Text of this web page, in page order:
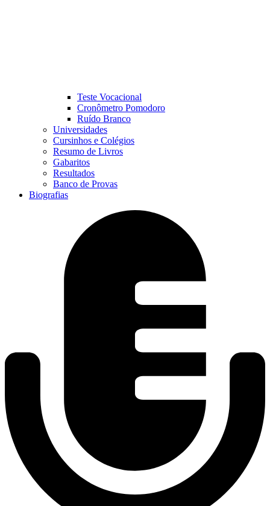
Teste Vocacional
Cronômetro Pomodoro
Ruído Branco
Universidades
Cursinhos e Colégios
Resumo de Livros
Gabaritos
Resultados
Banco de Provas
Biografias